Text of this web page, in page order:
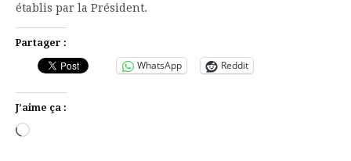
établis par la Président.
Partager :
WhatsApp Reddit
J’aime ça :
Chargement…